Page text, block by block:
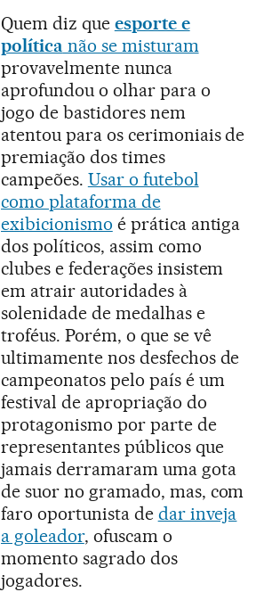
Quem diz que esporte e
política não se misturam
provavelmente nunca
aprofundou o olhar para o
jogo de bastidores nem
atentou para os cerimoniais de
premiação dos times
campeões. Usar o futebol
como plataforma de
exibicionismo é prática antiga
dos políticos, assim como
clubes e federações insistem
em atrair autoridades à
solenidade de medalhas e
troféus. Porém, o que se vê
ultimamente nos desfechos de
campeonatos pelo país é um
festival de apropriação do
protagonismo por parte de
representantes públicos que
jamais derramaram uma gota
de suor no gramado, mas, com
faro oportunista de dar inveja
a goleador, ofuscam o
momento sagrado dos
jogadores.